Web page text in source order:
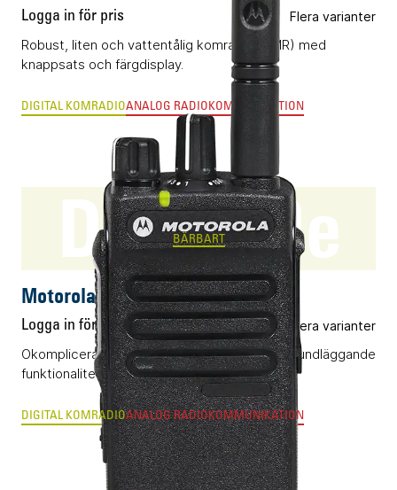
Logga in för pris Flera varianter
Robust, liten och vattentålig komradio (DMR) med
knappsats och färgdisplay.
DIGITAL KOMRADIOANALOG RADIOKOMMUNIKATION
DP2400e
BÄRBART
Motorola DP2400e
Logga in för pris Flera varianter
Okomplicerad bärbar komradio (DMR) med grundläggande
funktionalitet.
DIGITAL KOMRADIOANALOG RADIOKOMMUNIKATION